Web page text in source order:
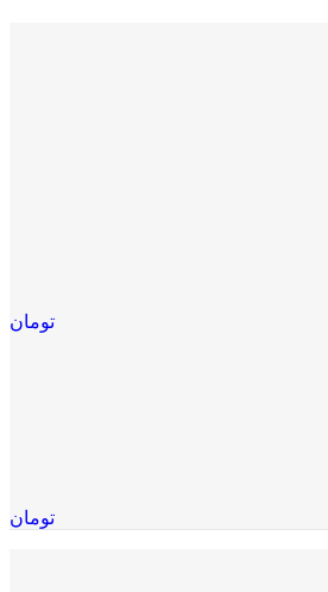
تومان
تومان